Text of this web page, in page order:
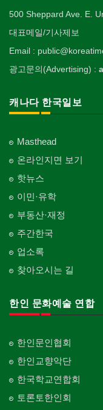
Ophthalmologist
의사-외과
Surgeon
의사-치과
의사-가정의
의사-기타
의사-정신과
Fashion/Boutique
Blanket
웨딩서비스
자수
Private Lesson-Art/
Private Lesson-Ballet/
개인지도-꽃꽂이
개인지도-기타
전기공사/수리
Electric Work
정원공사/조경
Roofing
Curtain/Carpet
Wall Paper/Paint
가라지/그라지/차고
Garage Door
건축 엔지니어
Engineering
Architectural Designer
자동차-견인
Towing
자동차-청소
Auto Cleaning
취미/레저
Hobby/Leisure
태권도/무술
Taekwondo/Martial
Spring Water/Water
Nursing Home
Sauna
Skin Care
화장품
Cosmetics
피트니스/헬스
Fitness
산후조리서비스
한국일보 본사 및 지국
한국정부기관
Korean Governmental
한인회
Korean Cultural
Newspaper/TV/Radio
한국기업 현지법인/지사
Korean Enterprises In
동창회-대학교
Alumni University
동창회-중·고등학교
Alumni Middle·High
단체-협회
단체-스포츠
Organization-Sports
단체-음악/미술
Organization-Music/Art
Organization-Buddhist
ETC
아파트
500 Sheppard Ave. E.
대표메일/기사제보
Email :
광고문의(Advertising) :
캐나다 한국일보
Masthead
온라인지면 보기
핫뉴스
이민·유학
부동산·재정
주간한국
업소록
찾아오시는 길
한인 문화예술 연합
한인문인협회
한인교향악단
한국학교연합회
토론토한인회